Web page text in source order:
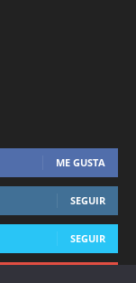
ME GUSTA
SEGUIR
SEGUIR